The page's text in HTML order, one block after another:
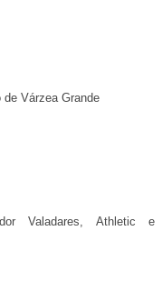
de Várzea Grande
Valadares, Athletic e